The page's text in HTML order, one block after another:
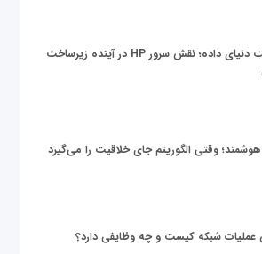
زیر پوست دنیای داده؛ نقش سرور HP در آینده زیرساخت
هوشمند؛ وقتی الگوریتم جای خلاقیت را می‌گیرد
عملیات شبکه کیست و چه وظایفی دارد؟